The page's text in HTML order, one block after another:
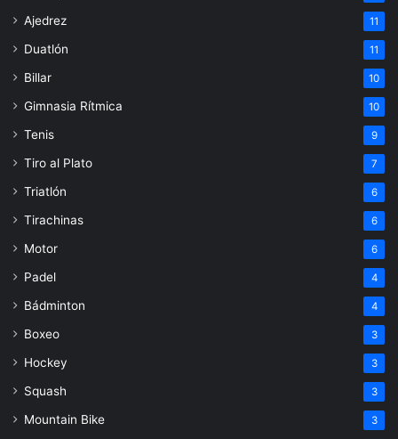
Ajedrez 11
Duatlón 11
Billar 10
Gimnasia Rítmica 10
Tenis 9
Tiro al Plato 7
Triatlón 6
Tirachinas 6
Motor 6
Padel 4
Bádminton 4
Boxeo 3
Hockey 3
Squash 3
Mountain Bike 3